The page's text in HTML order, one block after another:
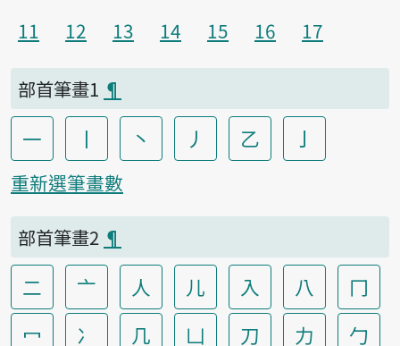
11
12 13 14 15 16 17
部首筆畫1 ¶
一 丨 丶 丿 乙 亅
重新選筆畫數
部首筆畫2 ¶
二 亠 人 儿 入 八
冂
冖
冫 几 凵 刀 力 勹